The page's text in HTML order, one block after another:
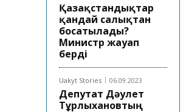
Қазақстандықтар
қандай салықтан
босатылады?
Министр жауап
берді
Uakyt Stories 06.09.2023
Депутат Дәулет
Тұрлыхановтың